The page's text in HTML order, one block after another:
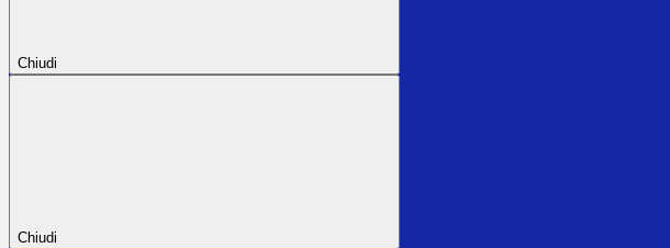
Chiudi
Chiudi